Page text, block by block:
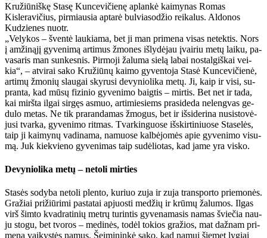
Kružiūniškę Stasę Kuncevičienę aplankė kaimynas Romas
Kisleravičius, pirmiausia aptarė bulviasodžio reikalus. Aldonos
Kudzienes nuotr.
„Ve­ly­kos – šven­tė lau­kia­ma, bet ji man pri­me­na vi­sas ne­tek­tis. Nors
į am­ži­ną­jį gy­ve­ni­mą ar­ti­mus žmo­nes iš­ly­dė­jau įvai­riu me­tų lai­ku, pa­
va­sa­ris man sun­kes­nis. Pir­mo­ji ža­lu­ma sie­lą la­bai nos­tal­giš­kai vei­
kia“, – at­vi­rai sa­ko Kru­žiū­nų kai­mo gy­ven­to­ja Sta­sė Kun­ce­vi­čie­nė,
ar­ti­mų žmo­nių slau­gai sky­ru­si de­vy­nio­li­ka me­tų. Ji, kaip ir vi­si, su­
pran­ta, kad mū­sų fi­zi­nio gy­ve­ni­mo baig­tis – mir­tis. Bet net ir ta­da,
kai mirš­ta il­gai sir­gęs as­muo, ar­ti­mie­siems pra­si­de­da ne­leng­vas ge­
du­lo me­tas. Ne tik pra­ran­da­mas žmo­gus, bet ir iš­si­de­ri­na nu­si­sto­vė­
ju­si tvar­ka, gy­ve­ni­mo rit­mas. Tvar­kin­guo­se iš­skir­ti­niuo­se Sta­se­lės,
taip ji kai­my­nų va­di­na­ma, na­muo­se kal­bė­jo­mės apie gy­ve­ni­mo vi­su­
mą. Juk kiek­vie­no gy­ve­ni­mas taip su­dė­lio­tas, kad ja­me yra vis­ko.
De­vy­nio­li­ka me­tų – ne­to­li mir­ties
Sta­sės so­dy­ba ne­to­li plen­to, ku­riuo zu­ja ir zu­ja trans­por­to prie­mo­nės.
Gra­žiai pri­žiū­ri­mi pa­sta­tai ap­juos­ti me­džių ir krū­mų ža­lu­mos. Il­gas
virš šim­to kvad­ra­ti­nių met­rų tu­rin­tis gy­ve­na­ma­sis na­mas švie­čia nau­
ju sto­gu, bet tvo­ros – me­di­nės, to­dėl to­kios gra­žios, mat daž­nam pri­
me­na vai­kys­tės na­mus. Šei­mi­nin­kė sa­ko, kad na­mui šie­met ly­giai